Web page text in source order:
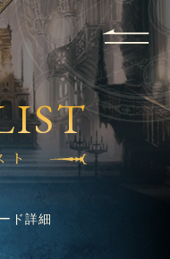
APPLICATION
ト
ド詳細